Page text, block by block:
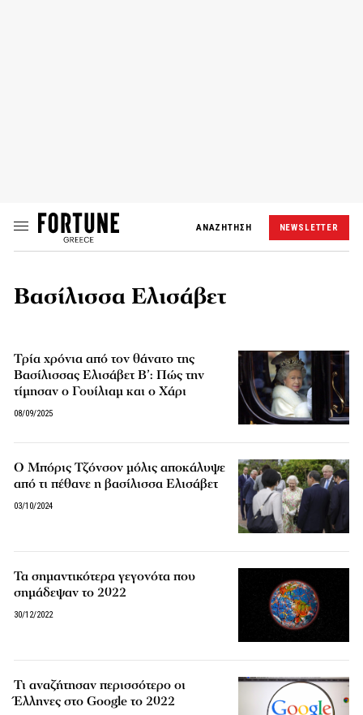
ΑΝΑΖΗΤΗΣΗ NEWSLETTER
Βασίλισσα Ελισάβετ
Τρία χρόνια από τον θάνατο της
Βασίλισσας Ελισάβετ Β’: Πώς την
τίμησαν ο Γουίλιαμ και ο Χάρι
08/09/2025
Ο Μπόρις Τζόνσον μόλις αποκάλυψε
από τι πέθανε η βασίλισσα Ελισάβετ
03/10/2024
Τα σημαντικότερα γεγονότα που
σημάδεψαν το 2022
30/12/2022
Τι αναζήτησαν περισσότερο οι
Έλληνες στο Google το 2022